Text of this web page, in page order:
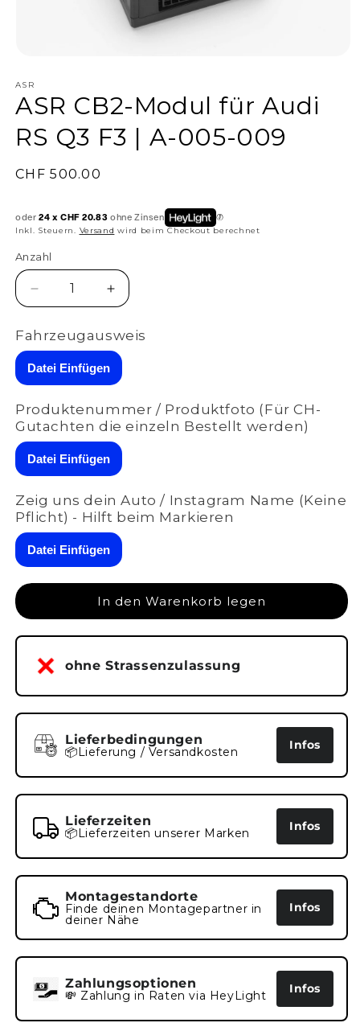
ASR
ASR CB2-Modul für Audi
RS Q3 F3 | A-005-009
Normaler
CHF 500.00
oder 24 x CHF 20.83 ohne Zinsen
Inkl. Steuern. Versand wird beim Checkout berechnet
Anzahl
Anzahl
Verringere
die
Menge
ASR
für
Audi
Q3
F3
|
A-
005-
009
Erhöhe
die
Menge
ASR
CB2-
für
Audi
RS
Q3
F3
|
A-
005-
009
Fahrzeugausweis
Datei Einfügen
Produktenummer / Produktfoto (Für CH-
Gutachten die einzeln Bestellt werden)
Datei Einfügen
Zeig uns dein Auto / Instagram Name (Keine
Pflicht) - Hilft beim Markieren
Datei Einfügen
In den Warenkorb legen
ohne Strassenzulassung
Lieferbedingungen
📦Lieferung / Versandkosten Infos
Lieferzeiten
📦Lieferzeiten unserer Marken Infos
Montagestandorte
Finde deinen Montagepartner in
deiner Nähe
Infos
Zahlungsoptionen
💸 Zahlung in Raten via HeyLight Infos